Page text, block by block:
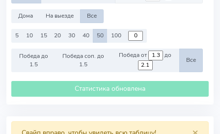
Дома На выезде Все
5 10 15 20 30 40 50 100
Победа до
1.5
Победа соп. до
1.5
Победа от до
Все
Статистика обновлена